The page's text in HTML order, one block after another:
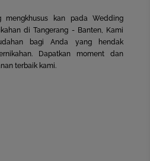
mengkhusus kan padaWedding
di Tangerang - Banten, Kami
bagi Anda yang hendak
Dapatkan moment dan
terbaik kami.